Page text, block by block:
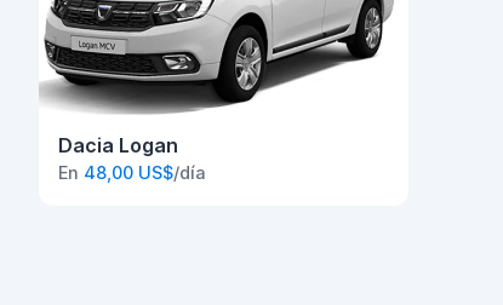
Dacia Logan
En 48,00 US$/día